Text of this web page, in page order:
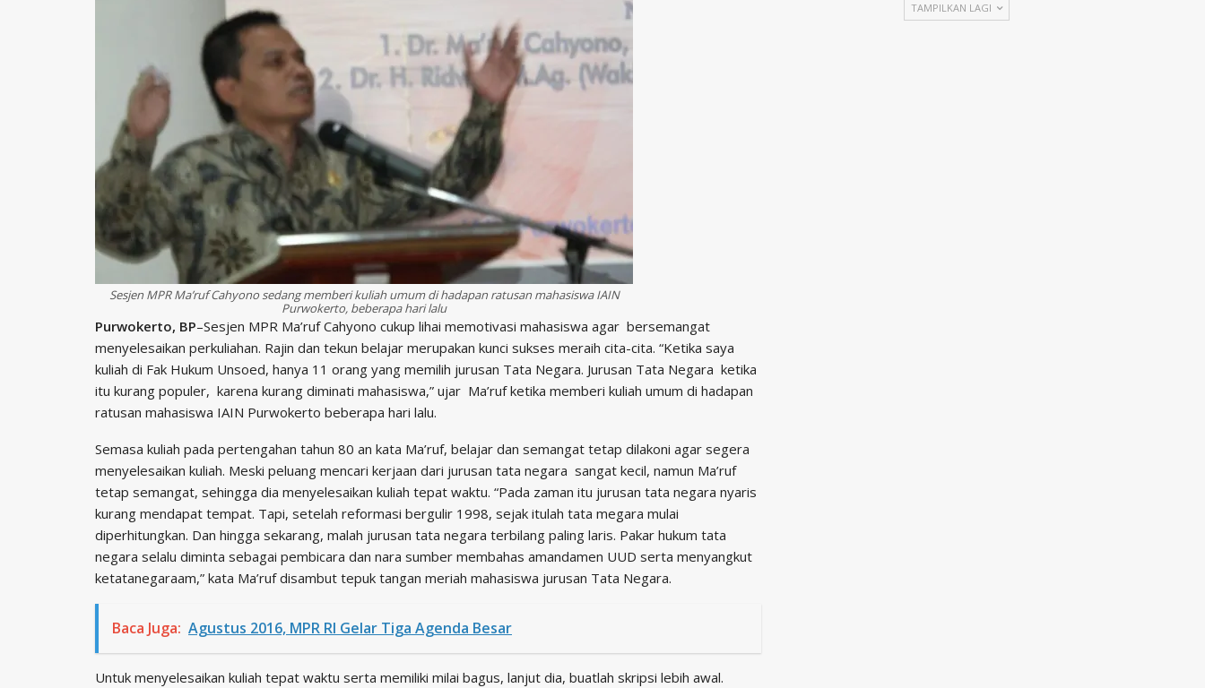
Sesjen MPR Ma’ruf Cahyono sedang memberi kuliah umum di hadapan ratusan mahasiswa IAIN
Purwokerto, beberapa hari lalu
Purwokerto, BP–Sesjen MPR Ma’ruf Cahyono cukup lihai memotivasi mahasiswa agar bersemangat
menyelesaikan perkuliahan. Rajin dan tekun belajar merupakan kunci sukses meraih cita-cita. “Ketika saya
kuliah di Fak Hukum Unsoed, hanya 11 orang yang memilih jurusan Tata Negara. Jurusan Tata Negara ketika
itu kurang populer, karena kurang diminati mahasiswa,” ujar Ma’ruf ketika memberi kuliah umum di hadapan
ratusan mahasiswa IAIN Purwokerto beberapa hari lalu.
Semasa kuliah pada pertengahan tahun 80 an kata Ma’ruf, belajar dan semangat tetap dilakoni agar segera
menyelesaikan kuliah. Meski peluang mencari kerjaan dari jurusan tata negara sangat kecil, namun Ma’ruf
tetap semangat, sehingga dia menyelesaikan kuliah tepat waktu. “Pada zaman itu jurusan tata negara nyaris
kurang mendapat tempat. Tapi, setelah reformasi bergulir 1998, sejak itulah tata megara mulai
diperhitungkan. Dan hingga sekarang, malah jurusan tata negara terbilang paling laris. Pakar hukum tata
negara selalu diminta sebagai pembicara dan nara sumber membahas amandamen UUD serta menyangkut
ketatanegaraam,” kata Ma’ruf disambut tepuk tangan meriah mahasiswa jurusan Tata Negara.
Baca Juga: Agustus 2016, MPR RI Gelar Tiga Agenda Besar
Untuk menyelesaikan kuliah tepat waktu serta memiliki milai bagus, lanjut dia, buatlah skripsi lebih awal.
TAMPILKAN LAGI